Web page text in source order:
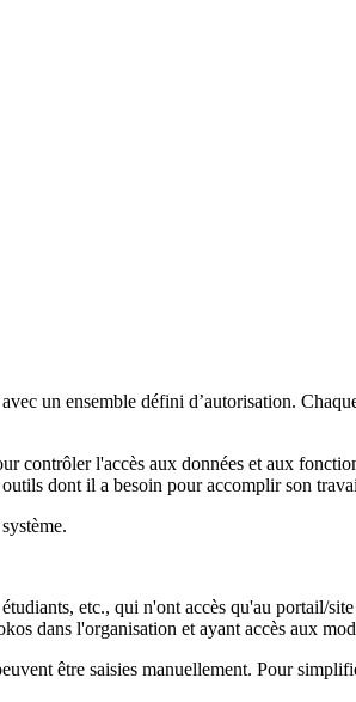
un ensemble défini d’autorisation.
contrôler l'accès aux données et aux
dont il a besoin pour accomplir son
etc., qui n'ont accès qu'au portail/
dans l'organisation et ayant accès aux
être saisies manuellement. Pour